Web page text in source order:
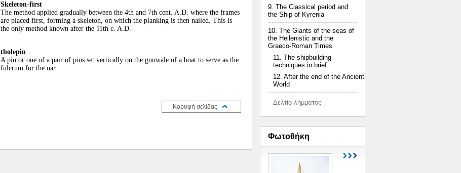
Skeleton-first
The method applied gradually between the 4th and 7th cent. A.D. where the frames
are placed first, forming a skeleton, on which the planking is then nailed. This is
the only method known after the 11th c. A.D.
tholepin
A pin or one of a pair of pins set vertically on the gunwale of a boat to serve as the
fulcrum for the oar.
Κορυφή σελίδας
9. The Classical period and
the Ship of Kyrenia
10. The Giants of the seas of
the Hellenistic and the
Graeco-Roman Times
11. The shipbuilding
techniques in brief
12. After the end of the Ancient
World
Δελτίο λήμματος
Φωτοθήκη